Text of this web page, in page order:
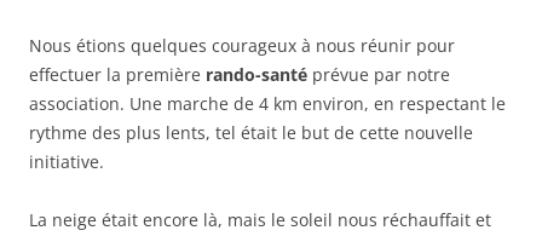
Nous étions quelques courageux à nous réunir pour
effectuer la première rando-santé prévue par notre
association. Une marche de 4 km environ, en respectant le
rythme des plus lents, tel était le but de cette nouvelle
initiative.
La neige était encore là, mais le soleil nous réchauffait et